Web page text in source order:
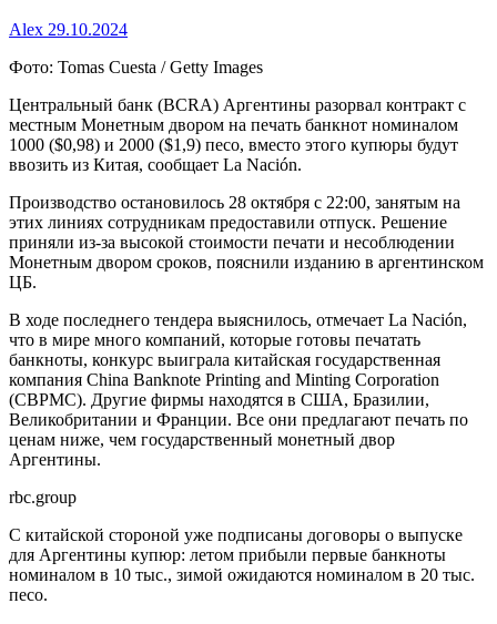
Alex 29.10.2024
Фото: Tomas Cuesta / Getty Images
Центральный банк (BCRA) Аргентины разорвал контракт с
местным Монетным двором на печать банкнот номиналом
1000 ($0,98) и 2000 ($1,9) песо, вместо этого купюры будут
ввозить из Китая, сообщает La Nación.
Производство остановилось 28 октября с 22:00, занятым на
этих линиях сотрудникам предоставили отпуск. Решение
приняли из-за высокой стоимости печати и несоблюдении
Монетным двором сроков, пояснили изданию в аргентинском
ЦБ.
В ходе последнего тендера выяснилось, отмечает La Nación,
что в мире много компаний, которые готовы печатать
банкноты, конкурс выиграла китайская государственная
компания China Banknote Printing and Minting Corporation
(CBPMC). Другие фирмы находятся в США, Бразилии,
Великобритании и Франции. Все они предлагают печать по
ценам ниже, чем государственный монетный двор
Аргентины.
rbc.group
С китайской стороной уже подписаны договоры о выпуске
для Аргентины купюр: летом прибыли первые банкноты
номиналом в 10 тыс., зимой ожидаются номиналом в 20 тыс.
песо.